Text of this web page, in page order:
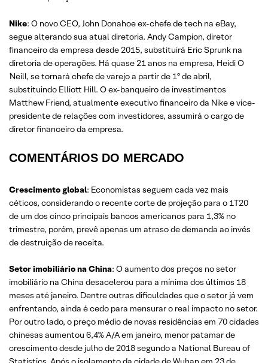
Nike: O novo CEO, John Donahoe ex-chefe de tech na eBay,
segue alterando sua atual diretoria. Andy Campion, diretor
financeiro da empresa desde 2015, substituirá Eric Sprunk na
diretoria de operações. Há quase 21 anos na empresa, Heidi O
´Neill, se tornará chefe de varejo a partir de 1º de abril,
substituindo Elliott Hill. O ex-banqueiro de investimentos
Matthew Friend, atualmente executivo financeiro da Nike e vice-
presidente de relações com investidores, assumirá o cargo de
diretor financeiro da empresa.
COMENTÁRIOS DO MERCADO
Crescimento global: Economistas seguem cada vez mais
céticos, considerando o recente corte de projeção para o 1T20
de um dos cinco principais bancos americanos para 1,3% no
trimestre, porém, prevê apenas um atraso de demanda ao invés
de destruição de receita.
Setor imobiliário na China: O aumento dos preços no setor
imobiliário na China desacelerou para a mínima dos últimos 18
meses até janeiro. Dentre outras dificuldades que o setor já vem
enfrentando, ainda é cedo para mensurar o real impacto no setor.
Por outro lado, o preço médio de novas residências em 70 cidades
chinesas aumentou 6,4% A/A em janeiro, menor patamar de
crescimento desde julho de 2018 segundo a National Bureau of